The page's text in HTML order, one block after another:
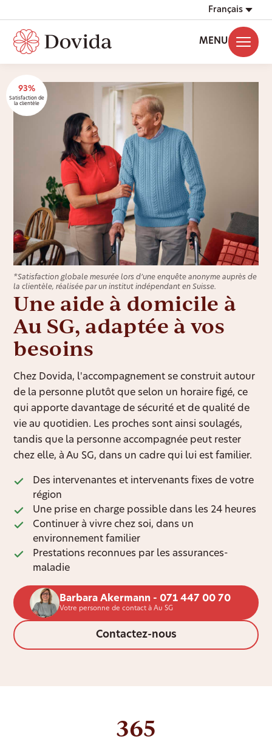
Français
MENU
93%
Satisfaction de
la clientèle
*Satisfaction globale mesurée lors d’une enquête anonyme auprès de
la clientèle, réalisée par un institut indépendant en Suisse.
Une aide à domicile à
Au SG, adaptée à vos
besoins
Chez Dovida, l'accompagnement se construit autour
de la personne plutôt que selon un horaire figé, ce
qui apporte davantage de sécurité et de qualité de
vie au quotidien. Les proches sont ainsi soulagés,
tandis que la personne accompagnée peut rester
chez elle, à Au SG, dans un cadre qui lui est familier.
Des intervenantes et intervenants fixes de votre
région
Une prise en charge possible dans les 24 heures
Continuer à vivre chez soi, dans un
environnement familier
Prestations reconnues par les assurances-
maladie
Barbara Akermann - 071 447 00 70
Votre personne de contact à Au SG
Contactez-nous
365